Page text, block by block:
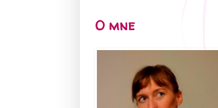
O mne